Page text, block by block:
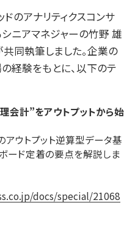
のアナリティクスコンサ
シニアマネジャーの竹野 雄
同執筆しました。企業の
経験をもとに、以下のテ
会計”をアウトプットから始
ウトプット逆算型データ基
ード定着の要点を解説しま
docs/special/21068